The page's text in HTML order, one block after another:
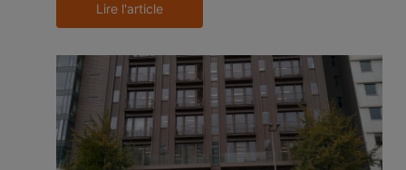
Lire l'article